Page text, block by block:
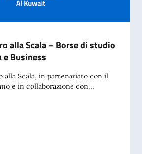
alla Scala – Borse di studio
e Business
alla Scala, in partenariato con il
e in collaborazione con...
alla Scala – Borse di studio in Design,